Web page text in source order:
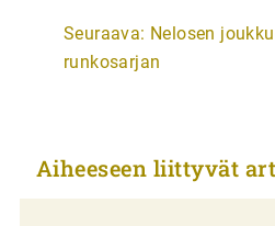
t
i
e
Seuraava: Nelosen
runkosarjan
Aiheeseen liittyvät